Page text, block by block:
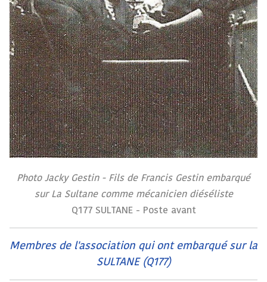
Photo Jacky Gestin - Fils de Francis Gestin embarqué
sur La Sultane comme mécanicien diéséliste
Q177 SULTANE - Poste avant
Membres de l'association qui ont embarqué sur la
SULTANE (Q177)